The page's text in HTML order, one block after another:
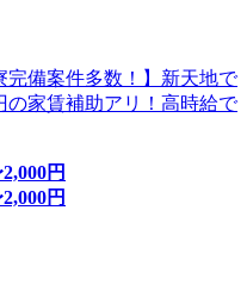
完備案件多数！】新天地で
の家賃補助アリ！高時給で
2,000円
2,000円